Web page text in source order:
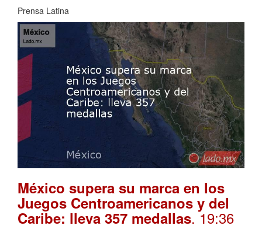
Prensa Latina
México supera su marca en los
Juegos Centroamericanos y del
Caribe: lleva 357 medallas. 19:36